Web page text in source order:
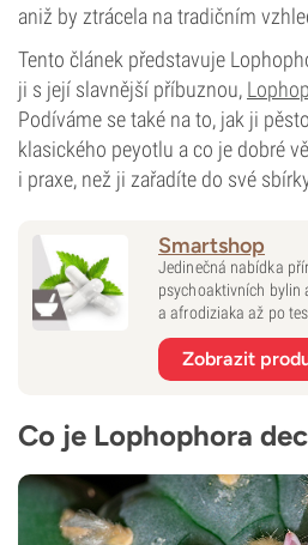
aniž by ztrácela na tradičním
Tento článek představuje
ji s její slavnější příbuznou,
Podíváme se také na to, jak ji
klasického peyotlu a co je dobré
i praxe, než ji zařadíte do své
Smartshop
Jedinečná nabídka
psychoaktivních bylin
a afrodiziaka až po
Zobrazit
Co je Lophophora